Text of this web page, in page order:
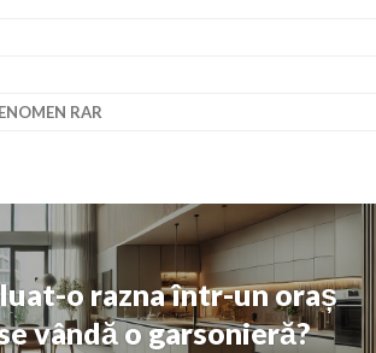
RAR
o razna într-un oraș
vândă o garsonieră?